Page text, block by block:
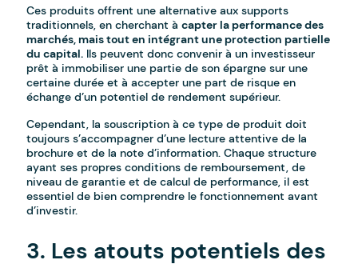
Ces produits offrent une alternative aux supports
traditionnels, en cherchant àcapter la performance des
marchés, mais tout en intégrant une protection partielle
du capital. Ils peuvent donc convenir à un investisseur
prêt à immobiliser une partie de son épargne sur une
certaine durée et à accepter une part de risque en
échange d’un potentiel de rendement supérieur.
Cependant, la souscription à ce type de produit doit
toujours s’accompagner d’une lecture attentive de la
brochure et de la note d’information. Chaque structure
ayant ses propres conditions de remboursement, de
niveau de garantie et de calcul de performance, il est
essentiel de bien comprendre le fonctionnement avant
d’investir.
3. Les atouts potentiels des